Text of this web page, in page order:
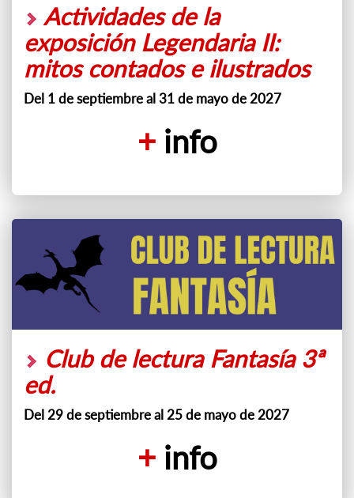
Actividades de la
exposición Legendaria II:
mitos contados e ilustrados
Del 1 de septiembre al 31 de mayo de 2027
+info
Club de lectura Fantasía 3ª
ed.
Del 29 de septiembre al 25 de mayo de 2027
+info